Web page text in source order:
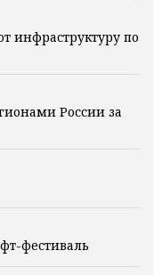
инфраструктуру по
России за
фестиваль